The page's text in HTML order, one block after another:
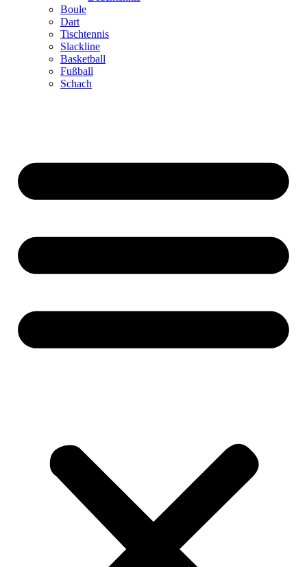
Boule
Dart
Tischtennis
Slackline
Basketball
Fußball
Schach